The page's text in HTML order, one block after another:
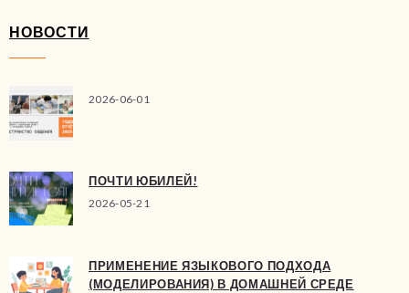
НОВОСТИ
2026-06-01
ПОЧТИ ЮБИЛЕЙ!
2026-05-21
ПРИМЕНЕНИЕ ЯЗЫКОВОГО ПОДХОДА
(МОДЕЛИРОВАНИЯ) В ДОМАШНЕЙ СРЕДЕ